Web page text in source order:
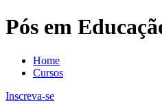
Pós em
Home
Cursos
Inscreva-se